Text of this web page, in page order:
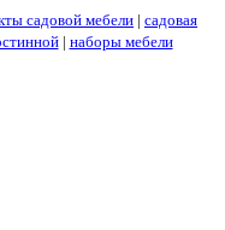
садовой мебели | садовая
| наборы мебели